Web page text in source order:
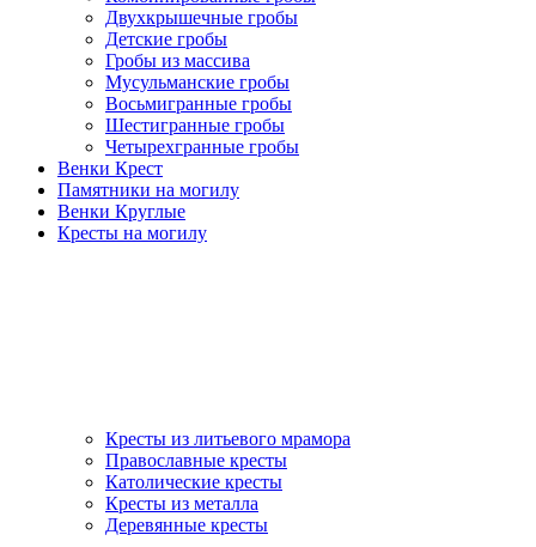
Двухкрышечные гробы
Детские гробы
Гробы из массива
Мусульманские гробы
Восьмигранные гробы
Шестигранные гробы
Четырехгранные гробы
Венки Крест
Памятники на могилу
Венки Круглые
Кресты на могилу
Кресты из литьевого мрамора
Православные кресты
Католические кресты
Кресты из металла
Деревянные кресты